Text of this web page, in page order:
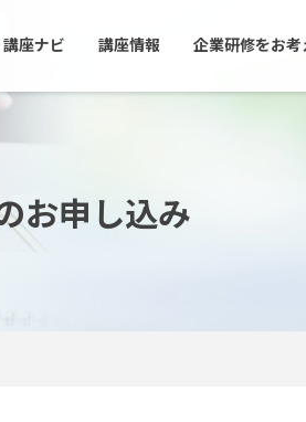
座ナビ 講座情報 企業研修をお
お申し込み